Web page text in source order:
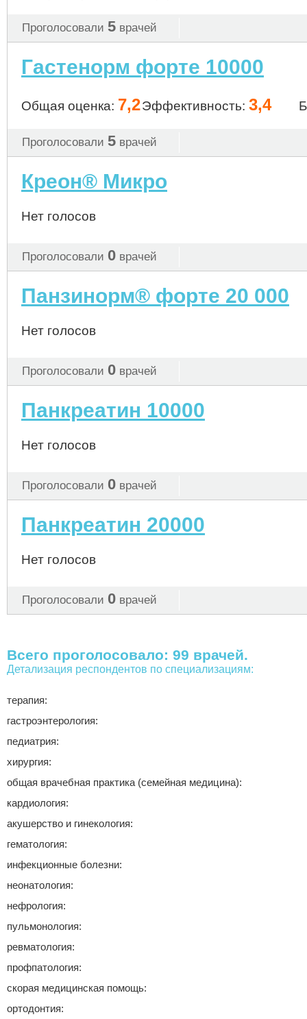
Проголосовали 5 врачей
Гастенорм форте 10000
Общая оценка: 7,2Эффективность: 3,4
Проголосовали 5 врачей
Креон® Микро
Нет голосов
Проголосовали 0 врачей
Панзинорм® форте 20 000
Нет голосов
Проголосовали 0 врачей
Панкреатин 10000
Нет голосов
Проголосовали 0 врачей
Панкреатин 20000
Нет голосов
Проголосовали 0 врачей
Всего проголосовало: 99 врачей.
Детализация респондентов по специализациям:
терапия:
гастроэнтерология:
педиатрия:
хирургия:
общая врачебная практика (семейная медицина):
кардиология:
акушерство и гинекология:
гематология:
инфекционные болезни:
неонатология:
нефрология:
пульмонология:
ревматология:
профпатология:
скорая медицинская помощь:
ортодонтия: